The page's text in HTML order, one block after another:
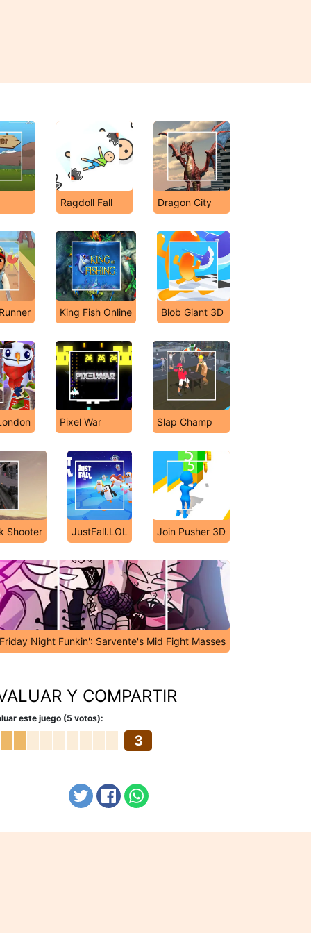
Ragdoll Fall Dragon City
King Fish Online Blob Giant 3D
Pixel War Slap Champ
Shooter JustFall.LOL Join Pusher 3D
Night Funkin': Sarvente's Mid Fight Masses
Y COMPARTIR
este juego (5 votos):
3